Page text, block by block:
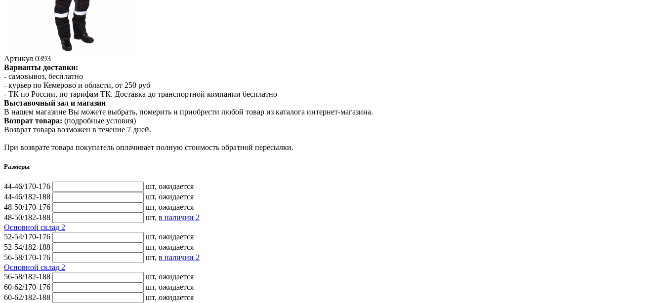
Артикул 0393
Варианты доставки:
- самовывоз, бесплатно
- курьер по Кемерово и области, от 250 руб
- ТК по России, по тарифам ТК. Доставка до транспортной компании бесплатно
Выставочный зал и магазин
В нашем магазине Вы можете выбрать, померить и приобрести любой товар из каталога интернет-магазина.
Возврат товара: (подробные условия)
Возврат товара возможен в течение 7 дней.
При возврате товара покупатель оплачивает полную стоимость обратной пересылки.
Размеры
44-46/170-176 шт, ожидается
44-46/182-188
шт, ожидается
48-50/170-176
шт, ожидается
48-50/182-188
шт, в наличии 2
Основной склад 2
52-54/170-176
шт, ожидается
52-54/182-188
шт, ожидается
56-58/170-176
шт, в наличии 2
Основной склад 2
56-58/182-188
шт, ожидается
60-62/170-176
шт, ожидается
60-62/182-188
шт, ожидается